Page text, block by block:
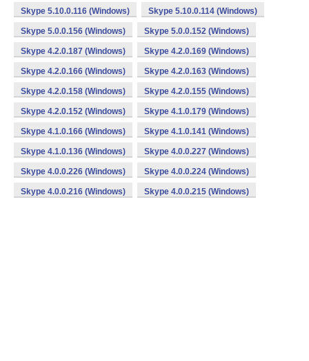
Skype 5.10.0.116 (Windows) Skype 5.10.0.114 (Windows)
Skype 5.0.0.156 (Windows) Skype 5.0.0.152 (Windows)
Skype 4.2.0.187 (Windows) Skype 4.2.0.169 (Windows)
Skype 4.2.0.166 (Windows) Skype 4.2.0.163 (Windows)
Skype 4.2.0.158 (Windows) Skype 4.2.0.155 (Windows)
Skype 4.2.0.152 (Windows) Skype 4.1.0.179 (Windows)
Skype 4.1.0.166 (Windows) Skype 4.1.0.141 (Windows)
Skype 4.1.0.136 (Windows) Skype 4.0.0.227 (Windows)
Skype 4.0.0.226 (Windows) Skype 4.0.0.224 (Windows)
Skype 4.0.0.216 (Windows) Skype 4.0.0.215 (Windows)